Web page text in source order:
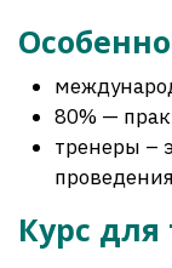
80% —
тренеры –
Курс для